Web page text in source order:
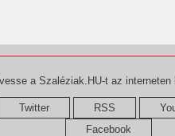
a Szaléziak.HU-t az interneten
Twitter RSS
Facebook